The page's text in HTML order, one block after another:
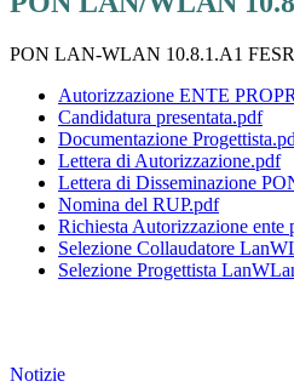
PON LAN-WLAN 10.8.1.A1
Autorizzazione ENTE
Candidatura presentata.pdf
Documentazione
Lettera di Autorizzazione.pdf
Lettera di Disseminazione
Nomina del RUP.pdf
Richiesta Autorizzazione
Selezione Collaudatore
Selezione Progettista
Notizie